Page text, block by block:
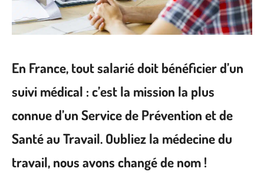
En France, tout salarié doit bénéficier d’un
suivi médical : c’est la mission la plus
connue d’un Service de Prévention et de
Santé au Travail. Oubliez la médecine du
travail, nous avons changé de nom !